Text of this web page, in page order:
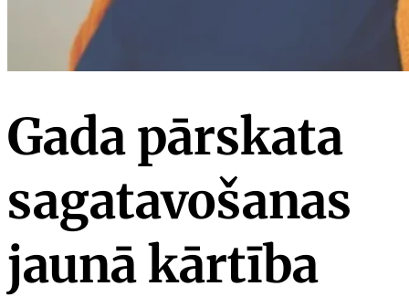
Gada pārskata
sagatavošanas
jaunā kārtība